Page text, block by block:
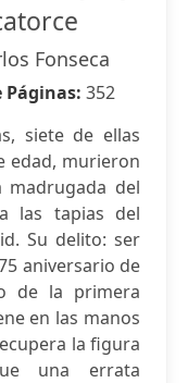
Fonseca
Páginas: 352
siete de ellas
edad, murieron
madrugada del
las tapias del
Su delito: ser
aniversario de
de la primera
en las manos
la figura
una errata